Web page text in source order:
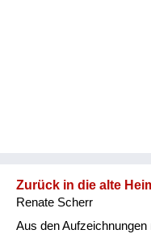
Zurück in die alte
Renate Scherr
Aus den